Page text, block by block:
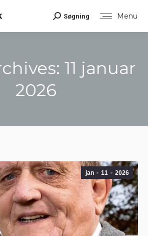
Menu
Search:
Søgning
11 januar
2026
jan 11 2026